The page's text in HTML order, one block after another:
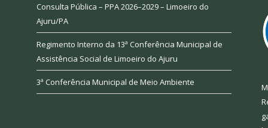
Consulta Pública – PPA 2026–2029 – Limoeiro do
Ajuru/PA
Regimento Interno da 13ª Conferência Municipal de
Assistência Social de Limoeiro do Ajuru
3ª Conferência Municipal de Meio Ambiente